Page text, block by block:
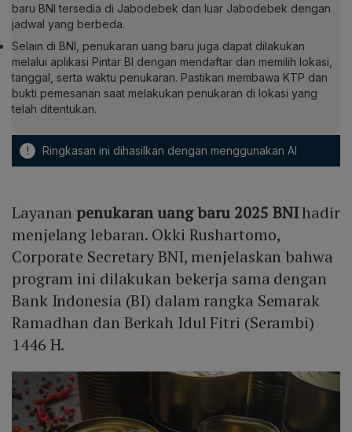
baru BNI tersedia di Jabodebek dan luar Jabodebek dengan
jadwal yang berbeda.
Selain di BNI, penukaran uang baru juga dapat dilakukan
melalui aplikasi Pintar BI dengan mendaftar dan memilih lokasi,
tanggal, serta waktu penukaran. Pastikan membawa KTP dan
bukti pemesanan saat melakukan penukaran di lokasi yang
telah ditentukan.
! Ringkasan ini dihasilkan dengan menggunakan AI
Layananpenukaran uang baru 2025 BNIhadir
menjelang lebaran. Okki Rushartomo,
Corporate Secretary BNI, menjelaskan bahwa
program ini dilakukan bekerja sama dengan
Bank Indonesia (BI) dalam rangka Semarak
Ramadhan dan Berkah Idul Fitri (Serambi)
1446 H.